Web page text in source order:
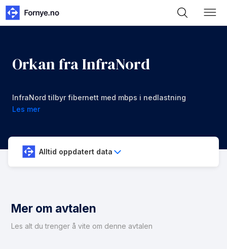
Orkan fra InfraNord
InfraNord tilbyr fibernett med mbps i nedlastning
og opplastning for 699 kr/mnd
Les mer
Alltid oppdatert data
Mer om avtalen
Les alt du trenger å vite om denne avtalen